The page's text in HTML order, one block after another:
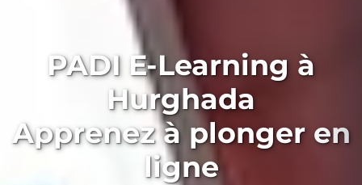
PADI E-Learning à
Hurghada
Apprenez à plonger en
ligne